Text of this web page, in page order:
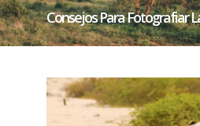
Consejos Para Fotografiar
Nacionales De Uganda